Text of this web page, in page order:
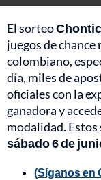
El sorteo
juegos de
colombiano,
día, miles de
oficiales con la
ganadora y
modalidad.
sábado 6 de
(Síganos en